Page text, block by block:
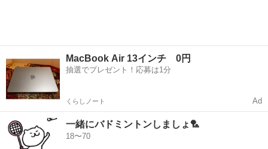
MacBook Air 13インチ 0円
抽選でプレゼント！応募は1分
くらしノート Ad
一緒にバドミントンしましょ🏸
18〜70